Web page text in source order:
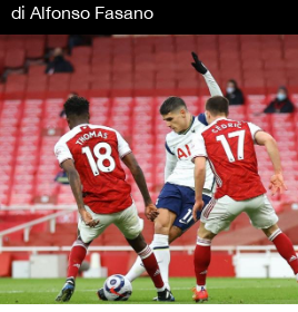
di Alfonso Fasano